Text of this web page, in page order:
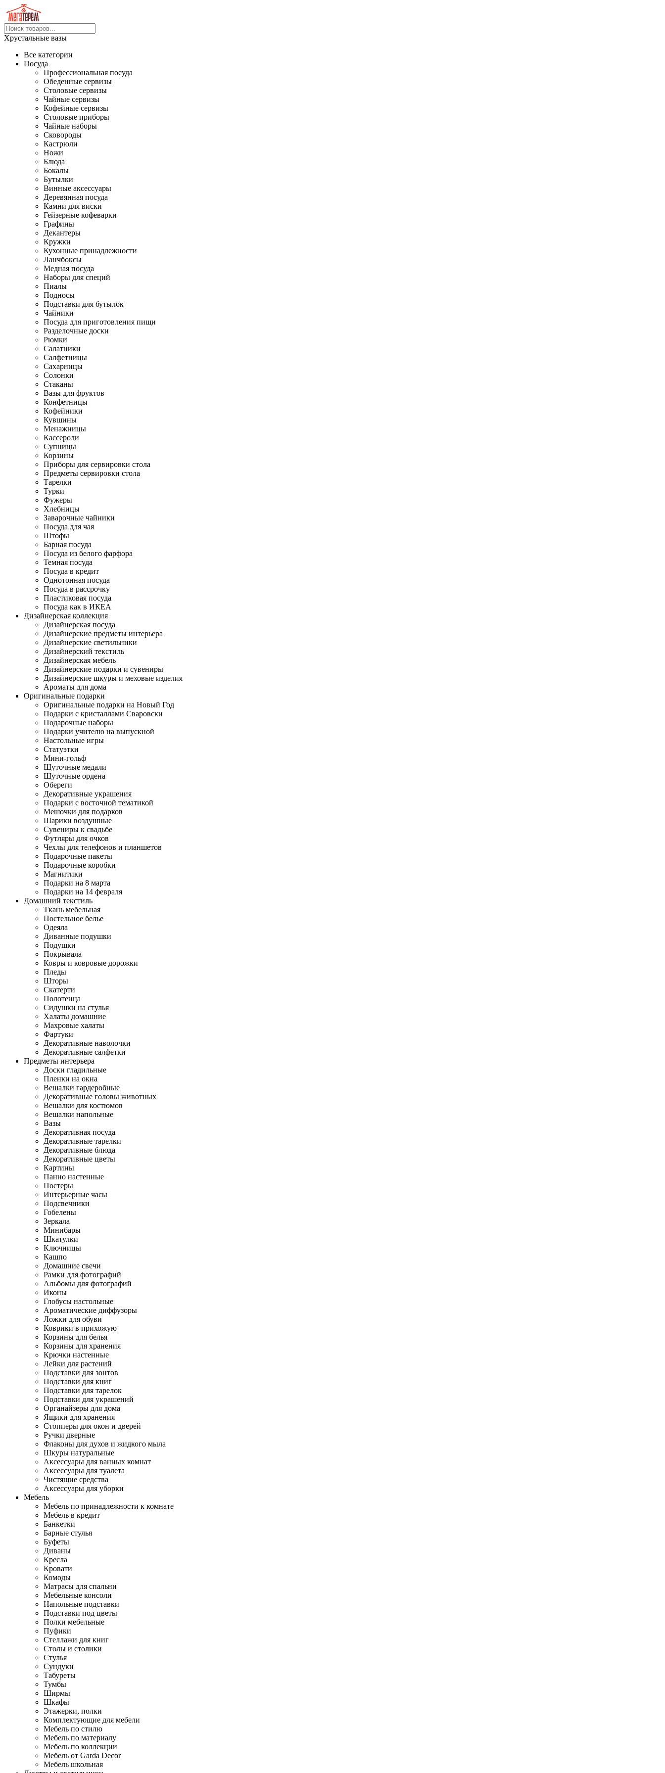
Хрустальные вазы
Все категории
Посуда
Профессиональная посуда
Обеденные сервизы
Столовые сервизы
Чайные сервизы
Кофейные сервизы
Столовые приборы
Чайные наборы
Сковороды
Кастрюли
Ножи
Блюда
Бокалы
Бутылки
Винные аксессуары
Деревянная посуда
Камни для виски
Гейзерные кофеварки
Графины
Декантеры
Кружки
Кухонные принадлежности
Ланчбоксы
Медная посуда
Наборы для специй
Пиалы
Подносы
Подставки для бутылок
Чайники
Посуда для приготовления пищи
Разделочные доски
Рюмки
Салатники
Салфетницы
Сахарницы
Солонки
Стаканы
Вазы для фруктов
Конфетницы
Кофейники
Кувшины
Менажницы
Кассероли
Супницы
Корзины
Приборы для сервировки стола
Предметы сервировки стола
Тарелки
Турки
Фужеры
Хлебницы
Заварочные чайники
Посуда для чая
Штофы
Барная посуда
Посуда из белого фарфора
Темная посуда
Посуда в кредит
Однотонная посуда
Посуда в рассрочку
Пластиковая посуда
Посуда как в ИКЕА
Дизайнерская коллекция
Дизайнерская посуда
Дизайнерские предметы интерьера
Дизайнерские светильники
Дизайнерский текстиль
Дизайнерская мебель
Дизайнерские подарки и сувениры
Дизайнерские шкуры и меховые изделия
Ароматы для дома
Оригинальные подарки
Оригинальные подарки на Новый Год
Подарки с кристаллами Сваровски
Подарочные наборы
Подарки учителю на выпускной
Настольные игры
Статуэтки
Мини-гольф
Шуточные медали
Шуточные ордена
Обереги
Декоративные украшения
Подарки с восточной тематикой
Мешочки для подарков
Шарики воздушные
Сувениры к свадьбе
Футляры для очков
Чехлы для телефонов и планшетов
Подарочные пакеты
Подарочные коробки
Магнитики
Подарки на 8 марта
Подарки на 14 февраля
Домашний текстиль
Ткань мебельная
Постельное белье
Одеяла
Диванные подушки
Подушки
Покрывала
Ковры и ковровые дорожки
Пледы
Шторы
Скатерти
Полотенца
Сидушки на стулья
Халаты домашние
Махровые халаты
Фартуки
Декоративные наволочки
Декоративные салфетки
Предметы интерьера
Доски гладильные
Пленки на окна
Вешалки гардеробные
Декоративные головы животных
Вешалки для костюмов
Вешалки напольные
Вазы
Декоративная посуда
Декоративные тарелки
Декоративные блюда
Декоративные цветы
Картины
Панно настенные
Постеры
Интерьерные часы
Подсвечники
Гобелены
Зеркала
Минибары
Шкатулки
Ключницы
Кашпо
Домашние свечи
Рамки для фотографий
Альбомы для фотографий
Иконы
Глобусы настольные
Ароматические диффузоры
Ложки для обуви
Коврики в прихожую
Корзины для белья
Корзины для хранения
Крючки настенные
Лейки для растений
Подставки для зонтов
Подставки для книг
Подставки для тарелок
Подставки для украшений
Органайзеры для дома
Ящики для хранения
Стопперы для окон и дверей
Ручки дверные
Флаконы для духов и жидкого мыла
Шкуры натуральные
Аксессуары для ванных комнат
Аксессуары для туалета
Чистящие средства
Аксессуары для уборки
Мебель
Мебель по принадлежности к комнате
Мебель в кредит
Банкетки
Барные стулья
Буфеты
Диваны
Кресла
Кровати
Комоды
Матрасы для спальни
Мебельные консоли
Напольные подставки
Подставки под цветы
Полки мебельные
Пуфики
Стеллажи для книг
Столы и столики
Стулья
Сундуки
Табуреты
Тумбы
Ширмы
Шкафы
Этажерки, полки
Комплектующие для мебели
Мебель по стилю
Мебель по материалу
Мебель по коллекции
Мебель от Garda Decor
Мебель школьная